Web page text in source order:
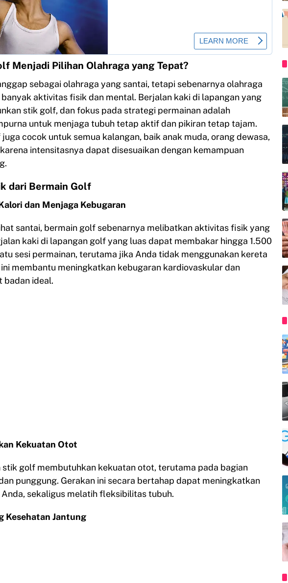
Menjadi Pilihan Olahraga yang Tepat?
sebagai olahraga yang santai, tetapi sebenarnya olahraga
aktivitas fisik dan mental. Berjalan kaki di lapangan yang
stik golf, dan fokus pada strategi permainan adalah
untuk menjaga tubuh tetap aktif dan pikiran tetap tajam.
cocok untuk semua kalangan, baik anak muda, orang dewasa,
intensitasnya dapat disesuaikan dengan kemampuan
dari Bermain Golf
dan Menjaga Kebugaran
santai, bermain golf sebenarnya melibatkan aktivitas fisik yang
kaki di lapangan golf yang luas dapat membakar hingga 1.500
sesi permainan, terutama jika Anda tidak menggunakan kereta
membantu meningkatkan kebugaran kardiovaskular dan
badan ideal.
Kekuatan Otot
stik golf membutuhkan kekuatan otot, terutama pada bagian
punggung. Gerakan ini secara bertahap dapat meningkatkan
sekaligus melatih fleksibilitas tubuh.
Kesehatan Jantung